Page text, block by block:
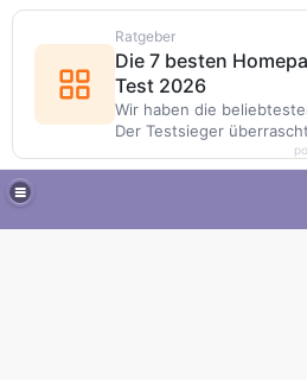
Ratgeber
Die 7 besten
Test 2026
Wir haben die
Der Testsieger